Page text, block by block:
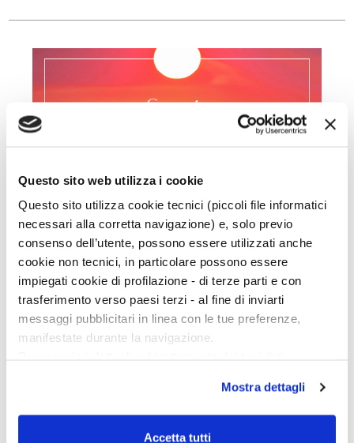
Questo sito web utilizza i cookie
Questo sito utilizza cookie tecnici (piccoli file informatici
necessari alla corretta navigazione) e, solo previo
consenso dell’utente, possono essere utilizzati anche
cookie non tecnici, in particolare possono essere
impiegati cookie di profilazione - di terze parti e con
trasferimento verso paesi terzi - al fine di inviarti
messaggi pubblicitari in linea con le tue preferenze,
manifestate durante la navigazione.
scelte privacy sui cookie, ti invitiamo a prendere visione
dell’informativa cookie.
Chiudendo il banner tramite la “X” prosegui la
Mostra dettagli
Accetta tutti
STORIE
INTRAMONTABILI
Per classici intendiamo storie che non perdono mai il
proprio fascino, ma non sono solo i classici a
mantenere inalterato il gusto della scoperta a ogni